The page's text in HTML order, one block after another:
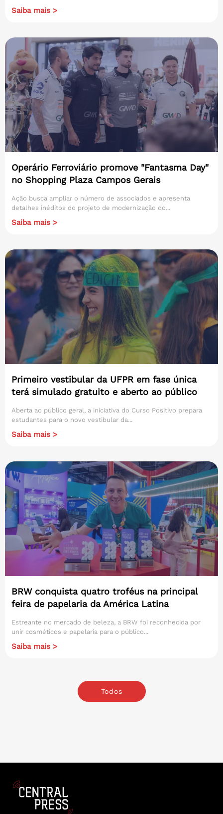
Saiba mais >
Operário Ferroviário promove "Fantasma Day"
no Shopping Plaza Campos Gerais
Ação busca ampliar o número de associados e apresenta
detalhes inéditos do projeto de modernização do...
Saiba mais >
Primeiro vestibular da UFPR em fase única
terá simulado gratuito e aberto ao público
Aberta ao público geral, a iniciativa do Curso Positivo prepara
estudantes para o novo vestibular da...
Saiba mais >
BRW conquista quatro troféus na principal
feira de papelaria da América Latina
Estreante no mercado de beleza, a BRW foi reconhecida por
unir cosméticos e papelaria para o público...
Saiba mais >
Todos